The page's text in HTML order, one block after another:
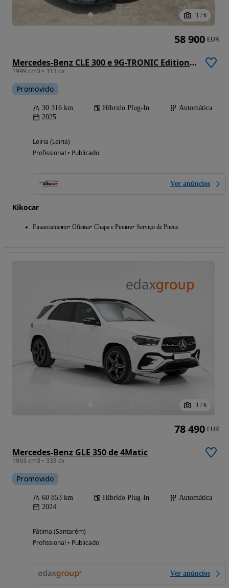
1 / 6
Mercedes-Benz CLE 300 e 9G-TRONIC Edition AMG Line
1999 cm3 • 313 cv
Promovido
30 316 km Híbrido Plug-In
Automática
2025
Leiria (Leiria)
Profissional • Publicado
Ver anúncios
Kikocar
Financiamento Oficina Chapa e Pintura Serviço de Pneus
58 900 EUR
1 / 6
Mercedes-Benz GLE 350 de 4Matic
1993 cm3 • 333 cv
Promovido
60 853 km Híbrido Plug-In
Automática
2024
Fátima (Santarém)
Profissional • Publicado
Ver anúncios
78 490 EUR